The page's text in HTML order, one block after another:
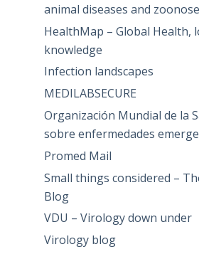
animal diseases and
HealthMap – Global Health,
knowledge
Infection landscapes
MEDILABSECURE
Organización Mundial de la
sobre enfermedades
Promed Mail
Small things considered –
Blog
VDU – Virology down under
Virology blog